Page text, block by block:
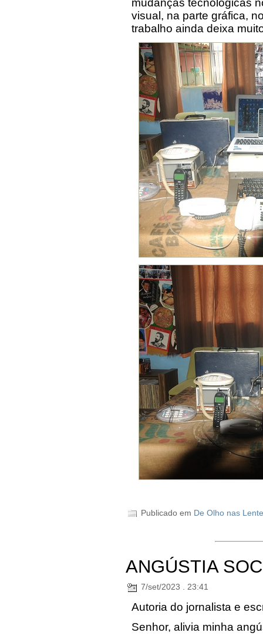
mudanças tecnológicas
visual, na parte gráfica,
trabalho ainda deixa
Publicado em De Olho nas
ANGÚSTIA
7/set/2023 . 23:41
Autoria do jornalista e
Senhor, alivia minha